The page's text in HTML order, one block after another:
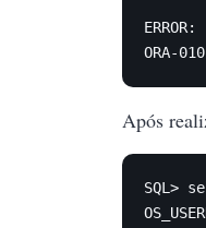
ERROR:
ORA-
Após
SQL>